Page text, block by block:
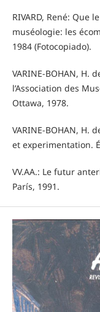
RIVARD, René: Que
muséologie: les
1984 (Fotocopiado).
VARINE-BOHAN, H.
l’Association des
Ottawa, 1978.
VARINE-BOHAN, H.
et experimentation.
VV.AA.: Le futur
París, 1991.